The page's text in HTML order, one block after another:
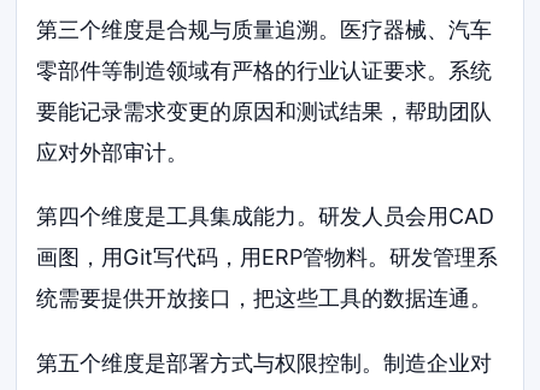
第三个维度是合规与质量追溯。医疗器械、汽车
零部件等制造领域有严格的行业认证要求。系统
要能记录需求变更的原因和测试结果，帮助团队
应对外部审计。
第四个维度是工具集成能力。研发人员会用CAD
画图，用Git写代码，用ERP管物料。研发管理系
统需要提供开放接口，把这些工具的数据连通。
第五个维度是部署方式与权限控制。制造企业对